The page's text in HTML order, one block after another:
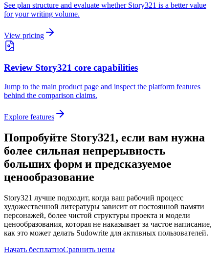
See plan structure and evaluate whether Story321 is a better value
for your writing volume.
View pricing
Review Story321 core capabilities
Jump to the main product page and inspect the platform features
behind the comparison claims.
Explore features
Попробуйте Story321, если вам нужна
более сильная непрерывность
больших форм и предсказуемое
ценообразование
Story321 лучше подходит, когда ваш рабочий процесс
художественной литературы зависит от постоянной памяти
персонажей, более чистой структуры проекта и модели
ценообразования, которая не наказывает за частое написание,
как это может делать Sudowrite для активных пользователей.
Начать бесплатноСравнить цены